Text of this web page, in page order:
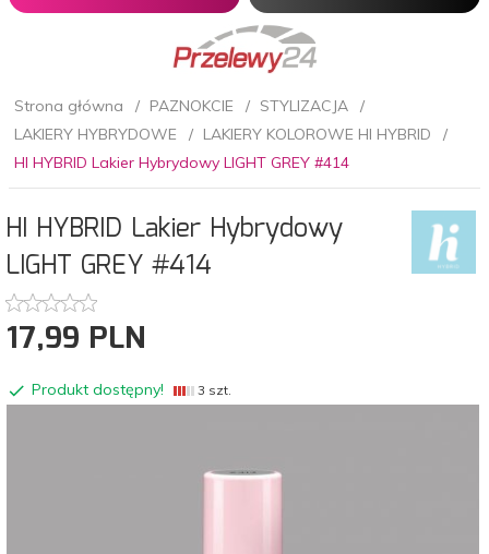
Strona główna PAZNOKCIE
STYLIZACJA
LAKIERY HYBRYDOWE
LAKIERY KOLOROWE HI HYBRID
HI HYBRID Lakier Hybrydowy LIGHT GREY #414
HI HYBRID Lakier Hybrydowy
LIGHT GREY #414
17,99 PLN
Produkt dostępny! 3 szt.